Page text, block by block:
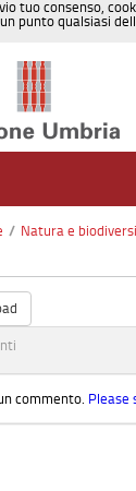
tuo consenso,
punto qualsiasi
/ Natura e
commento. Please